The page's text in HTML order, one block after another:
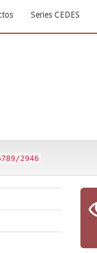
Series CEDES
2946